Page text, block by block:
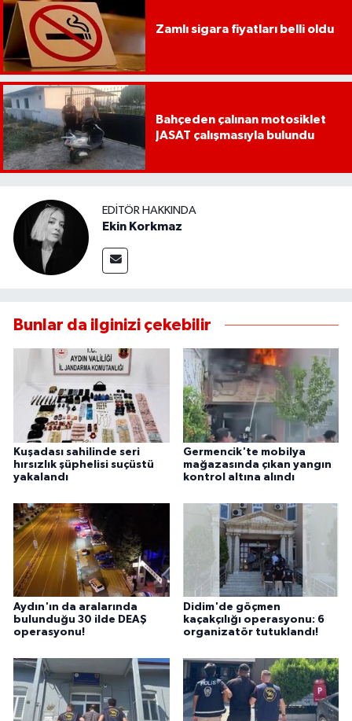
Zamlı sigara fiyatları belli oldu
Bahçeden çalınan motosiklet
JASAT çalışmasıyla bulundu
EDITÖR HAKKINDA
Ekin Korkmaz
Bunlar da ilginizi çekebilir
Kuşadası sahilinde seri
hırsızlık şüphelisi suçüstü
yakalandı
Germencik'te mobilya
mağazasında çıkan yangın
kontrol altına alındı
Aydın'ın da aralarında
bulunduğu 30 ilde DEAŞ
operasyonu!
Didim'de göçmen
kaçakçılığı operasyonu: 6
organizatör tutuklandı!
UŞAK
YURT